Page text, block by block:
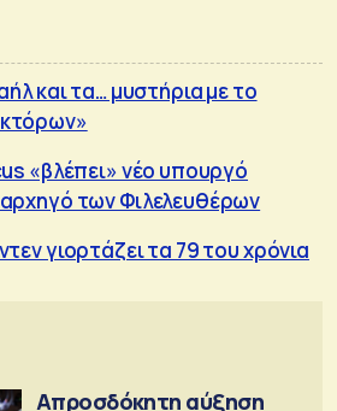
και τα… μυστήρια με το
«βλέπει» νέο υπουργό
των Φιλελευθέρων
γιορτάζει τα 79 του χρόνια
Απροσδόκητη αύξηση